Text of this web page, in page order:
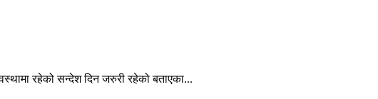
रहेको सन्देश दिन जरुरी रहेको बताएका...